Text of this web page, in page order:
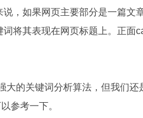
，如果网页主要部分是一篇文
将其表现在网页标题上。正面
的关键词分析算法，但我们还
参考一下。